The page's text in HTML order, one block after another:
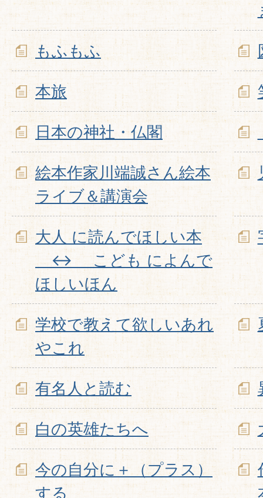
もふもふ
本旅
日本の神社・仏閣
絵本作家川端誠さん絵本
ライブ＆講演会
大人 に読んでほしい本
↔ こども によんで
ほしいほん
学校で教えて欲しいあれ
やこれ
有名人と読む
白の英雄たちへ
今の自分に＋（プラス）
する